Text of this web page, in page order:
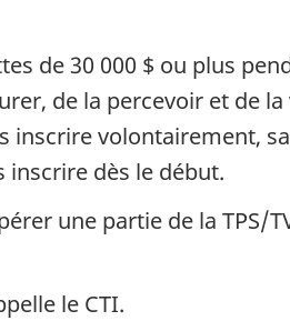
de 30 000 $ ou plus
de la percevoir et de
inscrire volontairement,
inscrire dès le début.
une partie de la TPS/
le CTI.